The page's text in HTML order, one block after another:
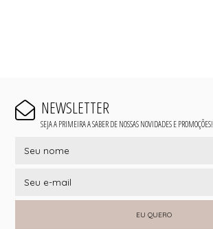
NEWSLETTER
SEJA A PRIMEIRA A SABER DE NOSSAS NOVIDADES E PROMOÇÕES!
EU QUERO